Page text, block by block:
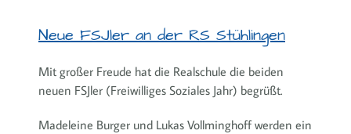
Neue FSJler an der RS Stühlingen
Mit großer Freude hat die Realschule die beiden
neuen FSJler (Freiwilliges Soziales Jahr) begrüßt.
Madeleine Burger und Lukas Vollminghoff werden ein